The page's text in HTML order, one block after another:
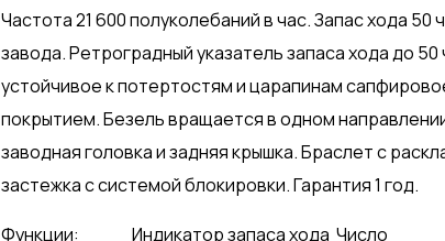
Частота 21 600 полуколебаний в час. Запас хода
завода. Ретроградный указатель запаса хода до
устойчивое к потертостям и царапинам
покрытием. Безель вращается в одном
заводная головка и задняя крышка. Браслет с
застежка с системой блокировки. Гарантия 1 год.
Функции: Индикатор запаса хода Число